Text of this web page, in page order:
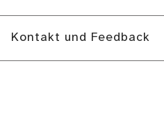
Kontakt und Feedback